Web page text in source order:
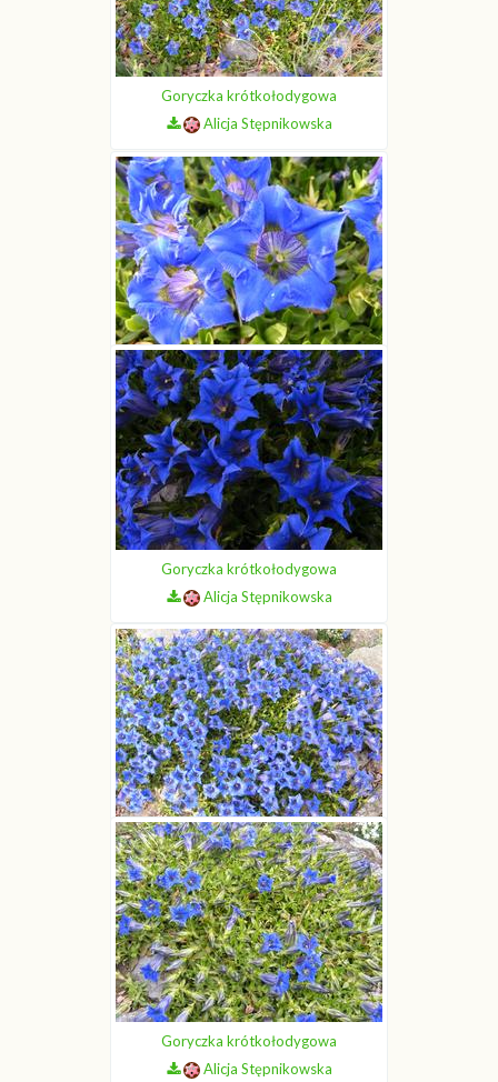
Goryczka krótkołodygowa
Alicja Stępnikowska
Goryczka krótkołodygowa
Alicja Stępnikowska
Goryczka krótkołodygowa
Alicja Stępnikowska
Goryczka krótkołodygowa
Alicja Stępnikowska
Goryczka krótkołodygowa
Alicja Stępnikowska